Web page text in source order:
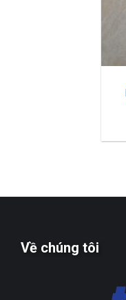
Về chúng tôi